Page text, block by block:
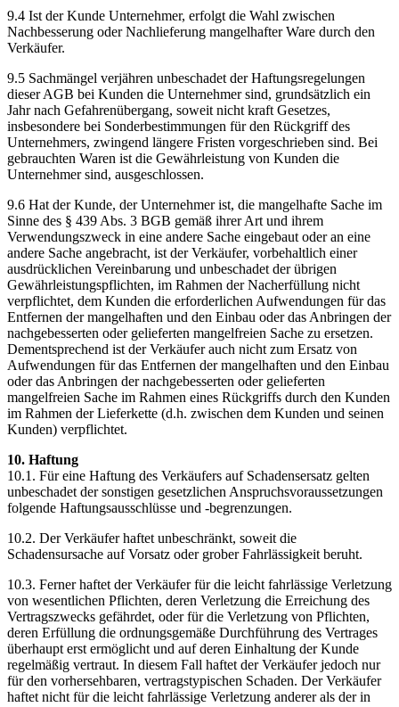
9.4 Ist der Kunde Unternehmer, erfolgt die Wahl zwischen
Nachbesserung oder Nachlieferung mangelhafter Ware durch den
Verkäufer.
9.5 Sachmängel verjähren unbeschadet der Haftungsregelungen
dieser AGB bei Kunden die Unternehmer sind, grundsätzlich ein
Jahr nach Gefahrenübergang, soweit nicht kraft Gesetzes,
insbesondere bei Sonderbestimmungen für den Rückgriff des
Unternehmers, zwingend längere Fristen vorgeschrieben sind. Bei
gebrauchten Waren ist die Gewährleistung von Kunden die
Unternehmer sind, ausgeschlossen.
9.6 Hat der Kunde, der Unternehmer ist, die mangelhafte Sache im
Sinne des § 439 Abs. 3 BGB gemäß ihrer Art und ihrem
Verwendungszweck in eine andere Sache eingebaut oder an eine
andere Sache angebracht, ist der Verkäufer, vorbehaltlich einer
ausdrücklichen Vereinbarung und unbeschadet der übrigen
Gewährleistungspflichten, im Rahmen der Nacherfüllung nicht
verpflichtet, dem Kunden die erforderlichen Aufwendungen für das
Entfernen der mangelhaften und den Einbau oder das Anbringen der
nachgebesserten oder gelieferten mangelfreien Sache zu ersetzen.
Dementsprechend ist der Verkäufer auch nicht zum Ersatz von
Aufwendungen für das Entfernen der mangelhaften und den Einbau
oder das Anbringen der nachgebesserten oder gelieferten
mangelfreien Sache im Rahmen eines Rückgriffs durch den Kunden
im Rahmen der Lieferkette (d.h. zwischen dem Kunden und seinen
Kunden) verpflichtet.
10. Haftung
10.1. Für eine Haftung des Verkäufers auf Schadensersatz gelten
unbeschadet der sonstigen gesetzlichen Anspruchsvoraussetzungen
folgende Haftungsausschlüsse und -begrenzungen.
10.2. Der Verkäufer haftet unbeschränkt, soweit die
Schadensursache auf Vorsatz oder grober Fahrlässigkeit beruht.
10.3. Ferner haftet der Verkäufer für die leicht fahrlässige Verletzung
von wesentlichen Pflichten, deren Verletzung die Erreichung des
Vertragszwecks gefährdet, oder für die Verletzung von Pflichten,
deren Erfüllung die ordnungsgemäße Durchführung des Vertrages
überhaupt erst ermöglicht und auf deren Einhaltung der Kunde
regelmäßig vertraut. In diesem Fall haftet der Verkäufer jedoch nur
für den vorhersehbaren, vertragstypischen Schaden. Der Verkäufer
haftet nicht für die leicht fahrlässige Verletzung anderer als der in